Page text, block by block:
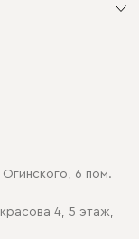
6 пом.
4, 5 этаж,